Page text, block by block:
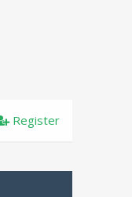
Register